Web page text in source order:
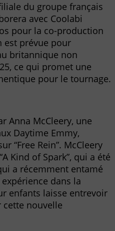
du groupe français
avec Coolabi
pour la co-production
est prévue pour
britannique non
ce qui promet une
pour le tournage.
Anna McCleery, une
Daytime Emmy,
“Free Rein”. McCleery
Kind of Spark”, qui a été
a récemment entamé
dans la
enfants laisse entrevoir
nouvelle